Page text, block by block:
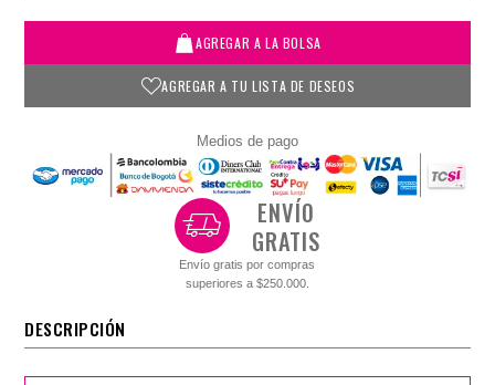
AGREGAR A LA BOLSA
AGREGAR A TU LISTA DE DESEOS
Medios de pago
ENVÍO
GRATIS
Envío gratis por compras
superiores a $250.000.
DESCRIPCIÓN